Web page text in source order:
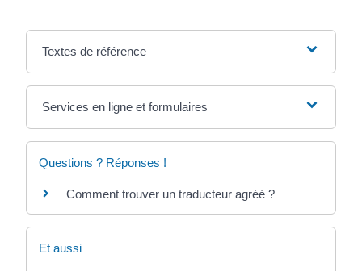
Textes de référence
Services en ligne et formulaires
Questions ? Réponses !
Comment trouver un traducteur agréé ?
Et aussi